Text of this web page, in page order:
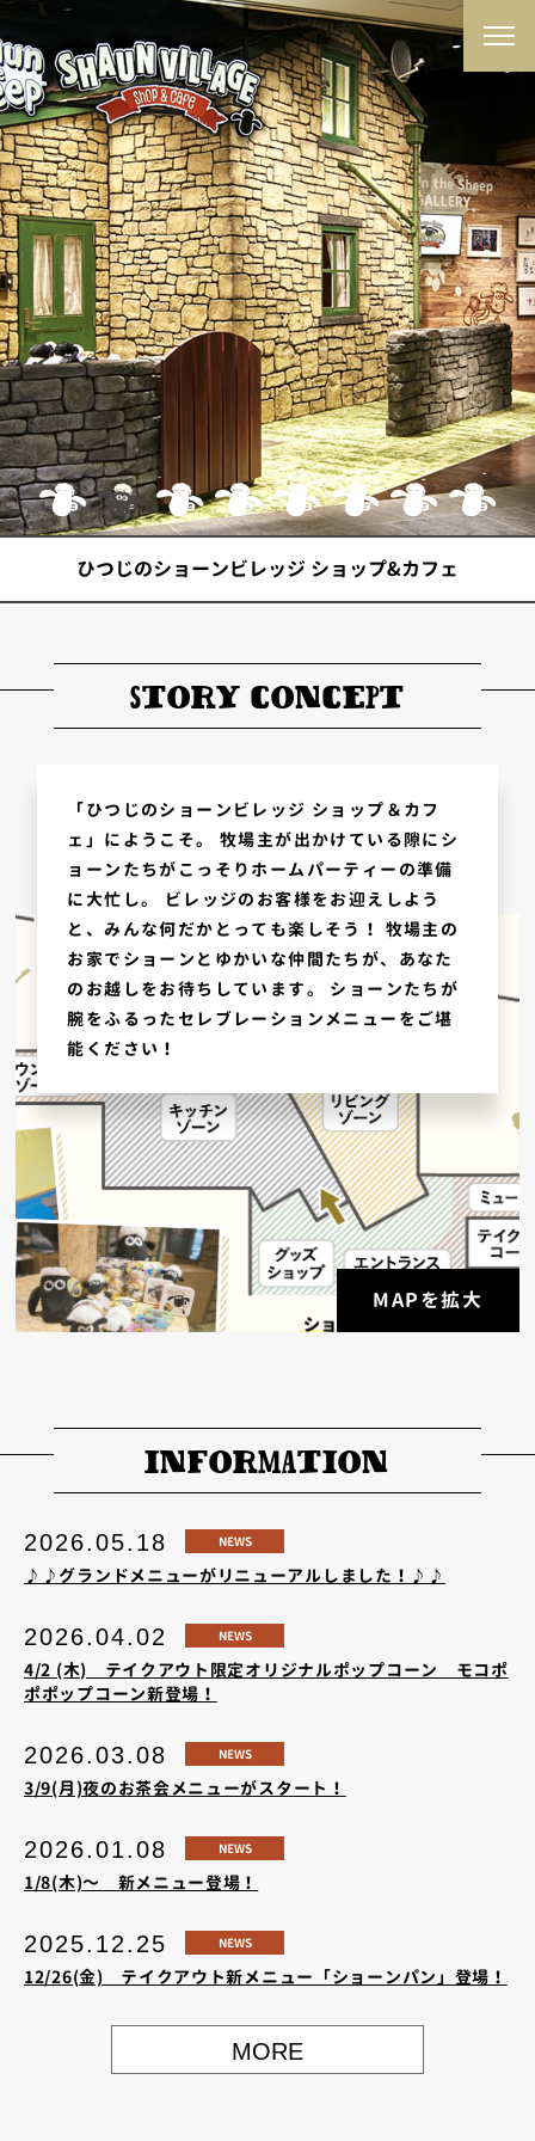
ひつじのショーンビレッジ ショップ&カフェ
STORY CONCEPT
「ひつじのショーンビレッジ ショップ＆カフ
ェ」にようこそ。
牧場主が出かけている隙にシ
ョーンたちがこっそりホームパーティーの準備
に大忙し。
ビレッジのお客様をお迎えしよう
と、みんな何だかとっても楽しそう！ 牧場主の
お家でショーンとゆかいな仲間たちが、あなた
のお越しをお待ちしています。
ショーンたちが
腕をふるったセレブレーションメニューをご堪
能ください！
MAPを拡大
INFORMATION
2026.05.18 NEWS
♪♪グランドメニューがリニューアルしました！♪♪
2026.04.02 NEWS
4/2 (木) テイクアウト限定オリジナルポップコーン モコポ
ポポップコーン新登場！
2026.03.08 NEWS
3/9(月)夜のお茶会メニューがスタート！
2026.01.08 NEWS
1/8(木)～ 新メニュー登場！
2025.12.25 NEWS
12/26(金) テイクアウト新メニュー「ショーンパン」登場！
MORE